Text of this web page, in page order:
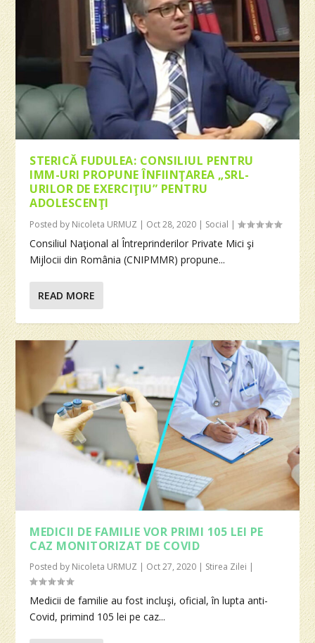
STERICĂ FUDULEA: CONSILIUL PENTRU
IMM-URI PROPUNE ÎNFIINŢAREA „SRL-
URILOR DE EXERCIŢIU” PENTRU
ADOLESCENŢI
Posted by Nicoleta URMUZ | Oct 28, 2020 | Social |
Consiliul Naţional al Întreprinderilor Private Mici şi
Mijlocii din România (CNIPMMR) propune...
READ MORE
MEDICII DE FAMILIE VOR PRIMI 105 LEI PE
CAZ MONITORIZAT DE COVID
Posted by Nicoleta URMUZ | Oct 27, 2020 | Stirea Zilei |
Medicii de familie au fost incluşi, oficial, în lupta anti-
Covid, primind 105 lei pe caz...